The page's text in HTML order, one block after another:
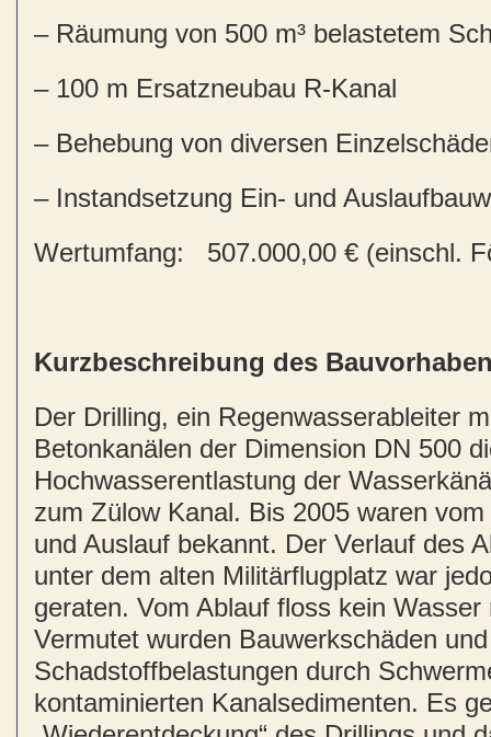
– Räumung von 500 m³ belastetem
– 100 m Ersatzneubau R-Kanal
– Behebung von diversen
– Instandsetzung Ein- und
Wertumfang: 507.000,00 € (einschl.
Kurzbeschreibung des
Der Drilling, ein Regenwasserableiter
Betonkanälen der Dimension DN 500
Hochwasserentlastung der
zum Zülow Kanal. Bis 2005 waren
und Auslauf bekannt. Der Verlauf des
unter dem alten Militärflugplatz war
geraten. Vom Ablauf floss kein
Vermutet wurden Bauwerkschäden und
Schadstoffbelastungen durch
kontaminierten Kanalsedimenten. Es